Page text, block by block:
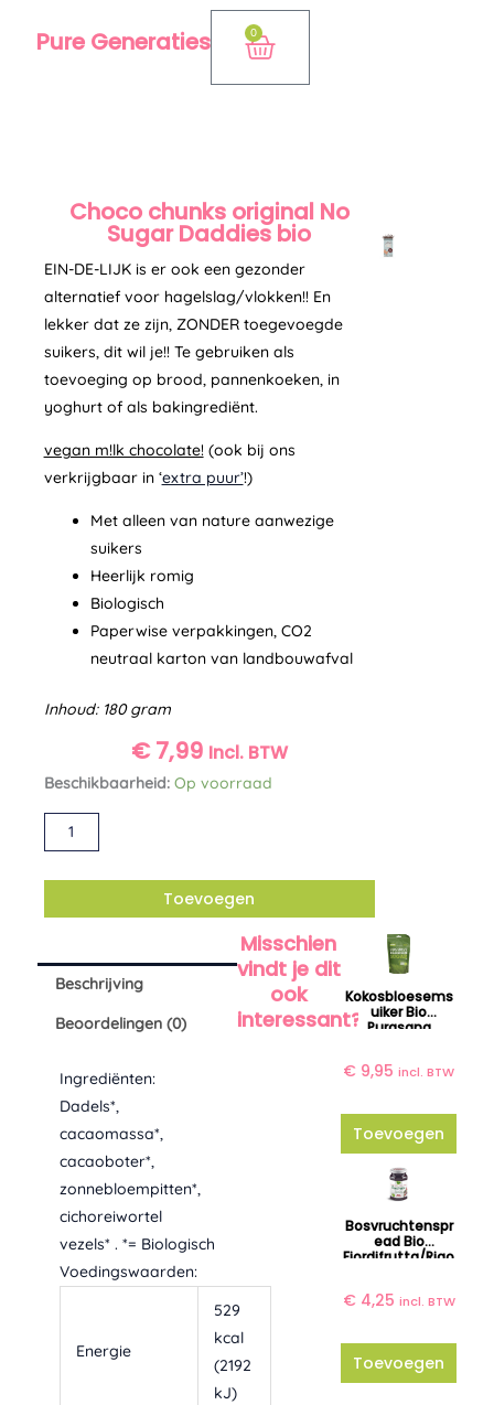
Pure Generaties 0
Winkelwagen
Choco chunks original No
Sugar Daddies bio
EIN-DE-LIJK is er ook een gezonder
alternatief voor hagelslag/vlokken!! En
lekker dat ze zijn, ZONDER toegevoegde
suikers, dit wil je!! Te gebruiken als
toevoeging op brood, pannenkoeken, in
yoghurt of als bakingrediënt.
vegan m!lk chocolate! (ook bij ons
verkrijgbaar in ‘extra puur’!)
Met alleen van nature aanwezige
suikers
Heerlijk romig
Biologisch
Paperwise verpakkingen, CO2
neutraal karton van landbouwafval
Inhoud: 180 gram
€7,99 Incl. BTW
Beschikbaarheid: Op voorraad
Choco
chunks
original
Daddies
aantal
Toevoegen
Beschrijving
Beoordelingen (0)
Ingrediënten:
Dadels*,
cacaomassa*,
cacaoboter*,
zonnebloempitten*,
cichoreiwortel
vezels* . *= Biologisch
Voedingswaarden:
Energie
529
kcal
(2192
kJ)
Misschien
vindt je dit
ook
interessant?
Kokosbloesems
Uiker Bio
Purasana
€ 9,95 incl. BTW
Toevoegen
Bosvruchtenspr
Ead Bio
Fiordifrutta/Rigo
€4,25 incl. BTW
Toevoegen